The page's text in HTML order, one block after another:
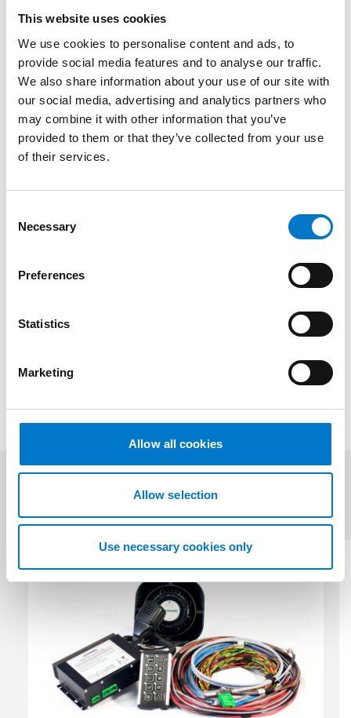
This website uses cookies
We use cookies to personalise content and ads, to
provide social media features and to analyse our traffic.
We also share information about your use of our site with
our social media, advertising and analytics partners who
may combine it with other information that you’ve
provided to them or that they’ve collected from your use
of their services.
Necessary
Preferences
Statistics
Marketing
Allow all cookies
Allow selection
Use necessary cookies only
Tillbehör
Driftsäker förstärkare för högsta uppmärksamhet.
Relaterade produkter